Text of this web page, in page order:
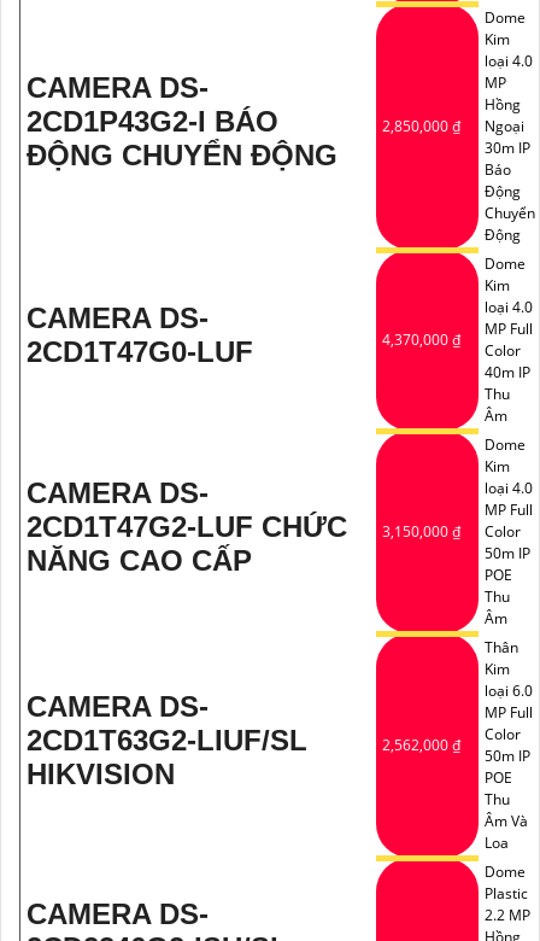
CAMERA DS-
2CD1P43G2-I BÁO
ĐỘNG CHUYỂN ĐỘNG
2,850,000 ₫
Dome
Kim
loại 4.0
MP
Hồng
Ngoại
30m IP
Báo
Động
Chuyển
Động
CAMERA DS-
2CD1T47G0-LUF
4,370,000 ₫
Dome
Kim
loại 4.0
MP Full
Color
40m IP
Thu
Âm
CAMERA DS-
2CD1T47G2-LUF CHỨC
NĂNG CAO CẤP
3,150,000 ₫
Dome
Kim
loại 4.0
MP Full
Color
50m IP
POE
Thu
Âm
CAMERA DS-
2CD1T63G2-LIUF/SL
HIKVISION
2,562,000 ₫
Thân
Kim
loại 6.0
MP Full
Color
50m IP
POE
Thu
Âm Và
Loa
CAMERA DS-
Dome
Plastic
2.2 MP
Hồng